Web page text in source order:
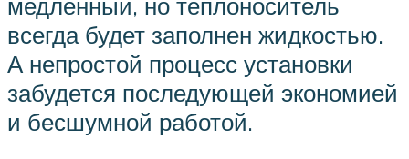
медленный, но теплоноситель
всегда будет заполнен жидкостью.
А непростой процесс установки
забудется последующей экономией
и бесшумной работой.